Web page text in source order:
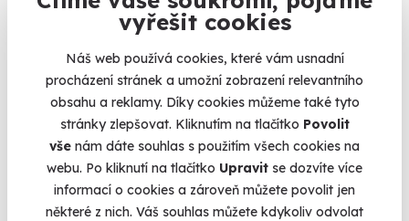
vyřešit cookies
Náš web používá cookies, které vám usnadní
procházení stránek a umožní zobrazení relevantního
obsahu a reklamy. Díky cookies můžeme také tyto
stránky zlepšovat. Kliknutím na tlačítko Povolit
vše nám dáte souhlas s použitím všech cookies na
webu. Po kliknutí na tlačítko Upravit se dozvíte více
informací o cookies a zároveň můžete povolit jen
některé z nich. Váš souhlas můžete kdykoliv odvolat
8.9
Zážitková střelba: Zbraně z online stříleček -
11 zbraní
Vyzkoušejte si naživo zbraně, které znáte z oblíbených
stříleček!
Velká Bíteš (okres Žďár nad Sázavou)